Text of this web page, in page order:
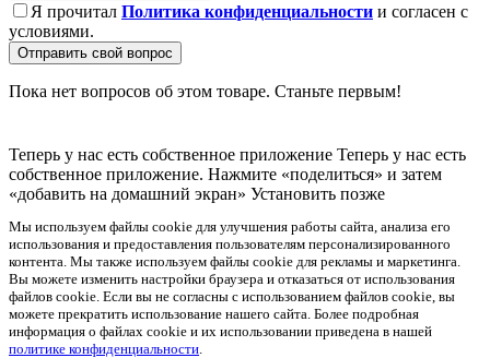
Я прочитал Политика конфиденциальности и согласен с
условиями.
Отправить свой вопрос
Пока нет вопросов об этом товаре. Станьте первым!
Теперь у нас есть собственное приложение Теперь у нас есть
собственное приложение. Нажмите «поделиться» и затем
«добавить на домашний экран» Установить позже
Мы используем файлы cookie для улучшения работы сайта, анализа его
использования и предоставления пользователям персонализированного
контента. Мы также используем файлы cookie для рекламы и маркетинга.
Вы можете изменить настройки браузера и отказаться от использования
файлов cookie. Если вы не согласны с использованием файлов cookie, вы
можете прекратить использование нашего сайта. Более подробная
информация о файлах cookie и их использовании приведена в нашей
политике конфиденциальности